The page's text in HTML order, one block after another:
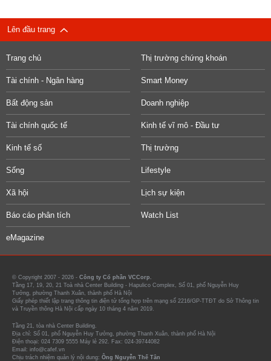
Lên đầu trang
Trang chủ Thị trường chứng khoán
Tài chính - Ngân hàng Smart Money
Bất động sản Doanh nghiệp
Tài chính quốc tế Kinh tế vĩ mô - Đầu tư
Kinh tế số Thị trường
Sống Lifestyle
Xã hội Lịch sự kiện
Báo cáo phân tích Watch List
eMagazine
© Copyright 2007 - 2026 - Công ty Cổ phần VCCorp.
Tầng 17, 19, 20, 21 Toà nhà Center Building - Hapulico Complex, Số 01, phố Nguyễn Huy
Tưởng, phường Thanh Xuân, thành phố Hà Nội
Giấy phép thiết lập trang thông tin điện tử tổng hợp trên mạng số 2216/GP-TTĐT do Sở Thông tin
và Truyền thông Hà Nội cấp ngày 10 tháng 4 năm 2019.
Tầng 21, tòa nhà Center Building.
Địa chỉ: Số 01, phố Nguyễn Huy Tưởng, phường Thanh Xuân, thành phố Hà Nội
Điện thoại: 024 7309 5555 Máy lẻ 292. Fax: 024-39744082
Email: info@cafef.vn
Chịu trách nhiệm quản lý nội dung: Ông Nguyễn Thế Tân